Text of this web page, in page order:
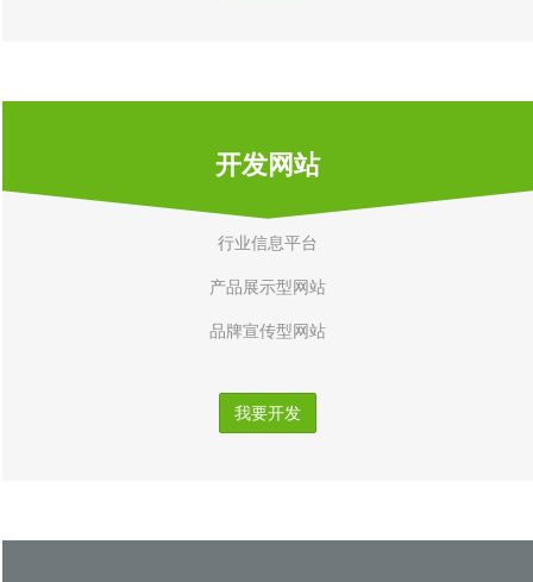
开发网站
行业信息平台
产品展示型网站
品牌宣传型网站
我要开发